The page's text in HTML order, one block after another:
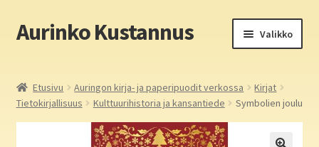
Siirry
navigointiin
Siirry
sisältöön
Aurinko Kustannus Valikko
Yritys
Etusivu Auringon kirja- ja paperipuodit verkossa
Kirjat
Tietokirjallisuus
Kulttuurihistoria ja kansantiede Symbolien joulu